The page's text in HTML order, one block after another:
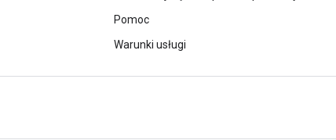
Pomoc
Warunki usługi